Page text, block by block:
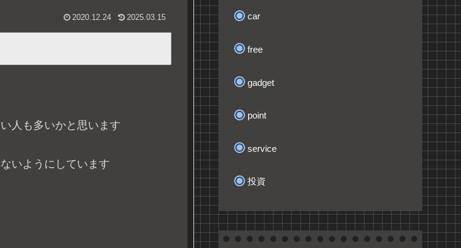
2020.12.24 2025.03.15
人も多いかと思います
いようにしています
car
free
gadget
point
service
投資